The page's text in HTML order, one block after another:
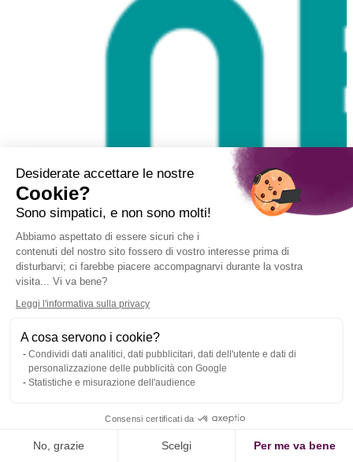
Desiderate accettare le nostre
Cookie?
Sono simpatici, e non sono molti!
Abbiamo aspettato di essere sicuri che i
contenuti del nostro sito fossero di vostro interesse prima di
disturbarvi; ci farebbe piacere accompagnarvi durante la vostra
visita... Vi va bene?
Leggi l'informativa sulla privacy
A cosa servono i cookie?
Condividi dati analitici, dati pubblicitari, dati dell'utente e dati di
personalizzazione delle pubblicità con Google
Statistiche e misurazione dell'audience
Consensi certificati da
No, grazie Scelgi Per me va bene